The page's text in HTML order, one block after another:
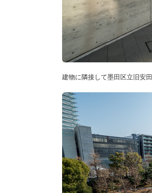
建物に隣接して墨田区立旧安